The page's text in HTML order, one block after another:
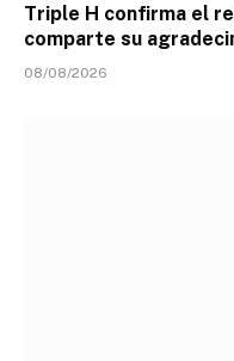
Triple H confirma el
comparte su
08/08/2026